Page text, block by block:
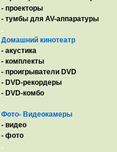
- проекторы
- тумбы для AV-аппаратуры
.
Домашний кинотеатр
- акустика
- комплекты
- проигрыватели DVD
- DVD-рекордеры
- DVD-комбо
.
Фото- Видеокамеры
- видео
- фото
.